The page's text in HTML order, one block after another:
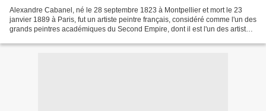
Alexandre Cabanel, né le 28 septembre 1823 à Montpellier et mort le 23
janvier 1889 à Paris, fut un artiste peintre français, considéré comme l'un des
grands peintres académiques du Second Empire, dont il est l'un des artistes